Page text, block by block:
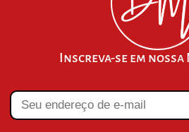
Inscreva-se em